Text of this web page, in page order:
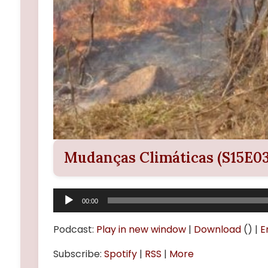
Mudanças Climáticas
Tocador
de
áudio
00:00
Podcast: Play in new window| Download() |
Subscribe: Spotify| RSS | More